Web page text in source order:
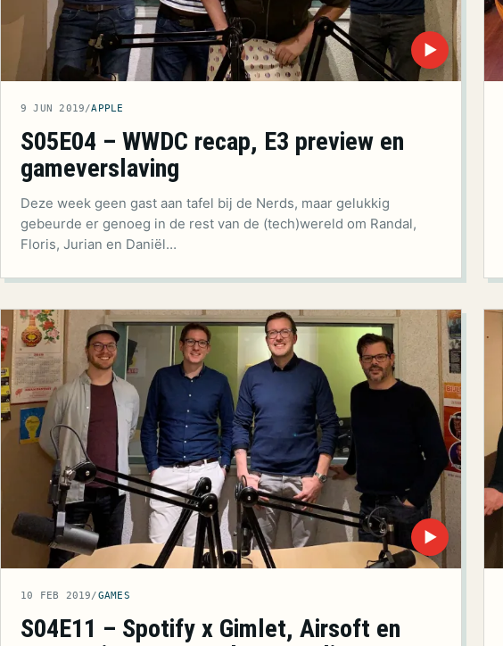
▶
9 JUN 2019/APPLE
S05E04 – WWDC recap, E3 preview en
gameverslaving
Deze week geen gast aan tafel bij de Nerds, maar gelukkig
gebeurde er genoeg in de rest van de (tech)wereld om Randal,
Floris, Jurian en Daniël…
▶
10 FEB 2019/GAMES
S04E11 – Spotify x Gimlet, Airsoft en